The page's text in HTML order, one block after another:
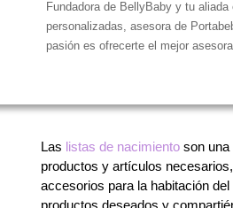
Fundadora de BellyBaby y tu
personalizadas, asesora de
pasión es ofrecerte el mejor
Las listas de nacimiento son una
productos y artículos
accesorios para la habitación
productos deseados y